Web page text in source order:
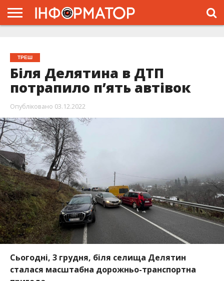
ТРЕШ
Біля Делятина в ДТП
потрапило п’ять автівок
Опубліковано 03.12.2022
Сьогодні, 3 грудня, біля селища Делятин
сталася масштабна дорожньо-транспортна